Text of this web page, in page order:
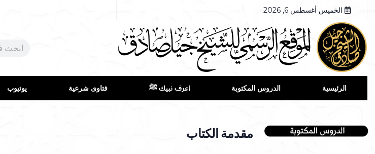
الخميس أغسطس 6, 2026
الرئيسية الدروس المكتوبة اعرف نبيك ﷺ فتاوى شرعية يوتيوب
مقدمة الكتاب